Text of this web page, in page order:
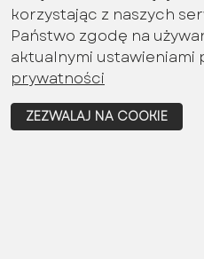
Email
Wyrażam zgodę na
osobowych
korzystając z naszych
Państwo zgodę na
aktualnymi ustawieniami
prywatności
ZEZWALAJ NA COOKIE